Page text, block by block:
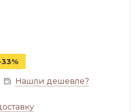
33%
Нашли дешевле?